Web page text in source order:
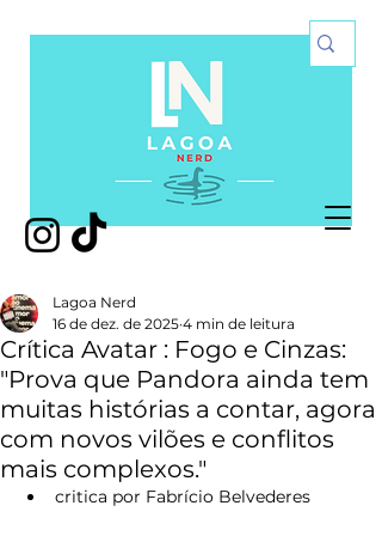
Crítica Avatar : Fogo e Cinzas:
"Prova que Pandora ainda tem
muitas histórias a contar, agora
com novos vilões e conflitos
mais complexos."
Lagoa Nerd
16 de dez. de 2025 4 min de leitura
critica por Fabrício Belvederes